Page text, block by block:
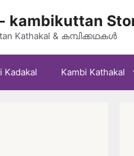
kambikuttan
Kathakal & കമ്പിക്കഥകൾ
Kadakal Kambi Kathakal